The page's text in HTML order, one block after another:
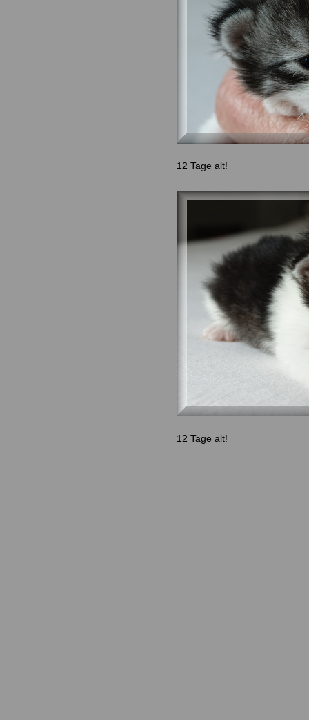
12 Tage alt!
12 Tage alt!